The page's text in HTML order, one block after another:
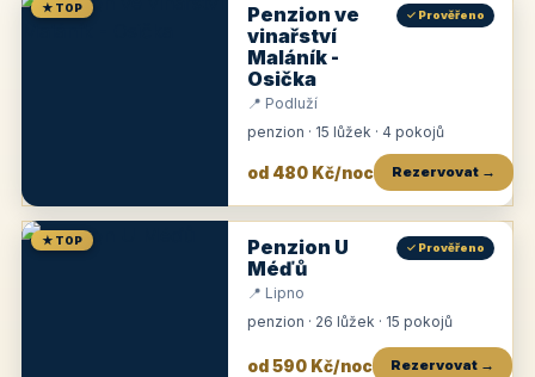
★ TOP
Penzion ve
vinařství
Maláník -
Osička
✓ Prověřeno
📍 Podluží
penzion · 15 lůžek · 4 pokojů
od 480 Kč/noc Rezervovat →
★ TOP
Penzion U
Méďů
✓ Prověřeno
📍 Lipno
penzion · 26 lůžek · 15 pokojů
od 590 Kč/noc Rezervovat →